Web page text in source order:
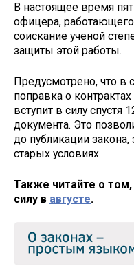
В настоящее время
офицера,
соискание ученой
защиты этой работы.
Предусмотрено, что в
поправка о
вступит в силу спустя
документа. Это
до публикации
старых условиях.
Также читайте о
силу в августе.